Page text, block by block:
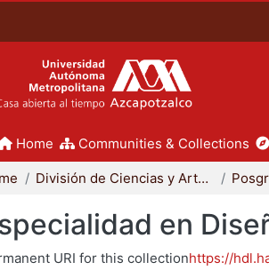
Home Communities & Collections
División de Ciencias y Artes para el Diseño
en
URI for this collectionhttps://